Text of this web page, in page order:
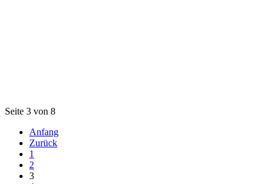
Seite 3 von 8
Anfang
Zurück
1
2
3